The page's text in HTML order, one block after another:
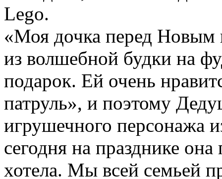
Lego.
«Моя дочка перед Новым
из волшебной будки на
подарок. Ей очень
патруль», и поэтому
игрушечного персонажа
сегодня на празднике
хотела. Мы всей семьей